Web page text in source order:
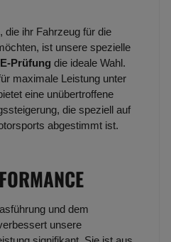
die ihr Fahrzeug für die
ist unsere spezielle
Prüfung die ideale Wahl.
maximale Leistung unter
eine unübertroffene
die speziell auf
abgestimmt ist.
und dem
unsere